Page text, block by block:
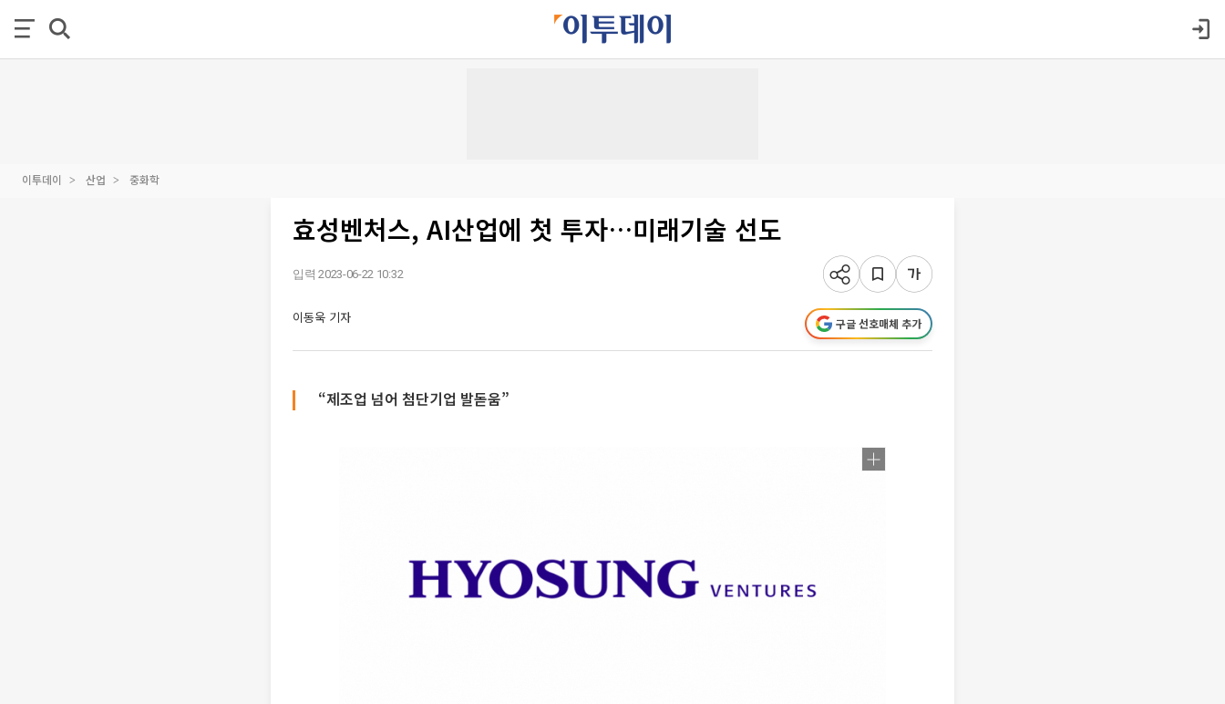
이투데이 산업 중화학
효성벤처스, AI산업에 첫 투자…미래기술 선도
입력 2023-06-22 10:32
이동욱 기자 구글 선호매체 추가
“제조업 넘어 첨단기업 발돋움”